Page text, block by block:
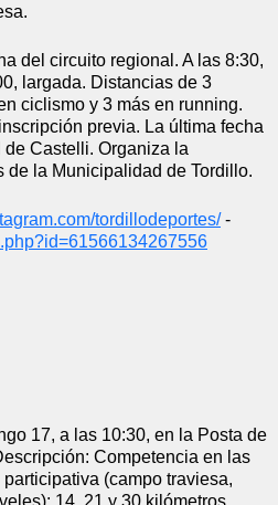
del circuito regional. A las 8:30,
largada. Distancias de 3
ciclismo y 3 más en running.
previa. La última fecha
Castelli. Organiza la
de la Municipalidad de Tordillo.
tordillodeportes/
id=61566134267556
17, a las 10:30, en la Posta de
Competencia en las
(campo traviesa,
14, 21 y 30 kilómetros,